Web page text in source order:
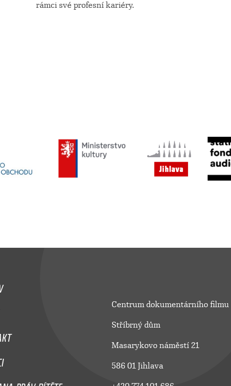
rámci své profesní kariéry.
Centrum dokumentárního filmu
Stříbrný dům
Masarykovo náměstí 21
586 01 Jihlava